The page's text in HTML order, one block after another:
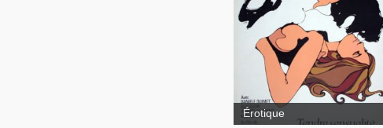
Valérie
Érotique